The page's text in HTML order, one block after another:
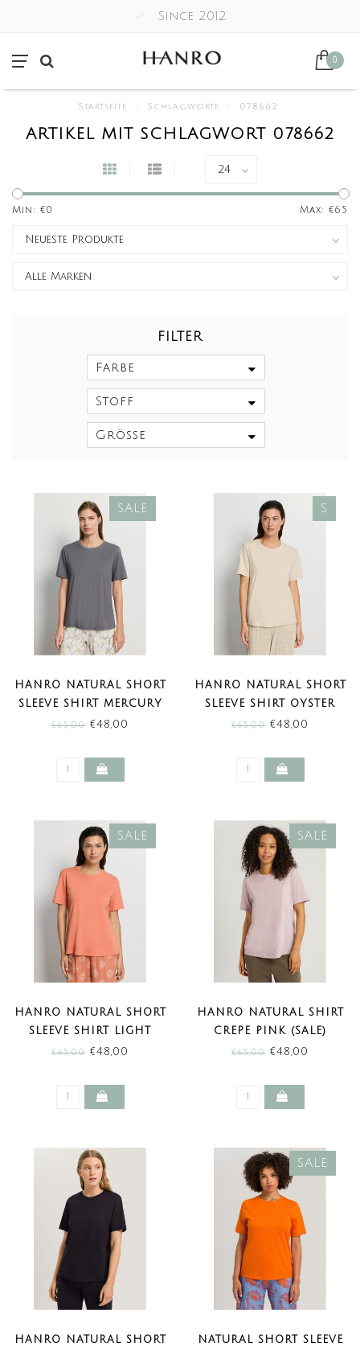
Since 2012
0
Startseite Schlagworte 078662
ARTIKEL MIT SCHLAGWORT 078662
Min: €0 Max: €65
FILTER
Farbe
Stoff
Größe
SALE
HANRO NATURAL SHORT
SLEEVE SHIRT MERCURY
(SALE)
€65,00 €48,00
S
HANRO NATURAL SHORT
SLEEVE SHIRT OYSTER
GRAY (SALE)
€65,00 €48,00
SALE
HANRO NATURAL SHORT
SLEEVE SHIRT LIGHT
CARNELIAN (SALE)
€65,00 €48,00
SALE
HANRO NATURAL SHIRT
CREPE PINK (SALE)
€65,00 €48,00
HANRO NATURAL SHORT
SALE
NATURAL SHORT SLEEVE